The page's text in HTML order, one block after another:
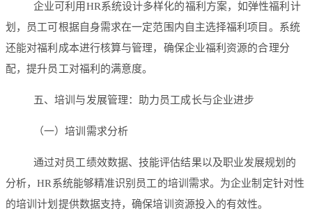
企业可利用HR系统设计多样化的福利方案，如弹性福利计
划，员工可根据自身需求在一定范围内自主选择福利项目。系统
还能对福利成本进行核算与管理，确保企业福利资源的合理分
配，提升员工对福利的满意度。
五、培训与发展管理：助力员工成长与企业进步
（一）培训需求分析
通过对员工绩效数据、技能评估结果以及职业发展规划的
分析，HR系统能够精准识别员工的培训需求。为企业制定针对性
的培训计划提供数据支持，确保培训资源投入的有效性。